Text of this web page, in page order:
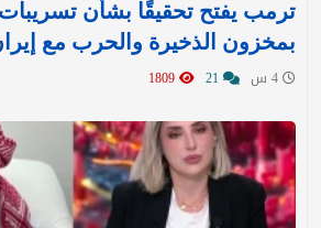
ترمب يفتح تحقيقًا بشأن
بمخزون الذخيرة والحرب مع